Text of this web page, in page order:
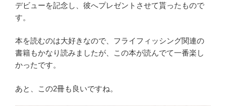
デビューを記念し、彼へプレゼントさせて貰ったもので
す。
本を読むのは大好きなので、フライフィッシング関連の
書籍もかなり読みましたが、この本が読んでて一番楽し
かったです。
あと、この2冊も良いですね。